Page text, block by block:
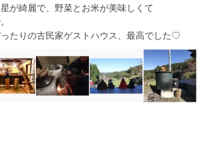
が綺麗で、野菜とお米が美味しくて
たりの古民家ゲストハウス、最高でした♡